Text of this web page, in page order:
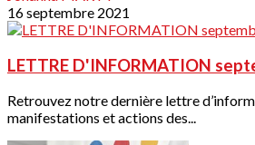
16 septembre 2021
LETTRE D'INFORMATION
Retrouvez notre dernière lettre
manifestations et actions des...